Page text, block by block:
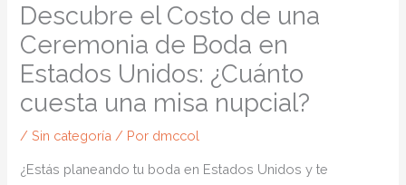
Descubre el Costo de una
Ceremonia de Boda en
Estados Unidos: ¿Cuánto
cuesta una misa nupcial?
/Sin categoría / Por dmccol
¿Estás planeando tu boda en Estados Unidos y te